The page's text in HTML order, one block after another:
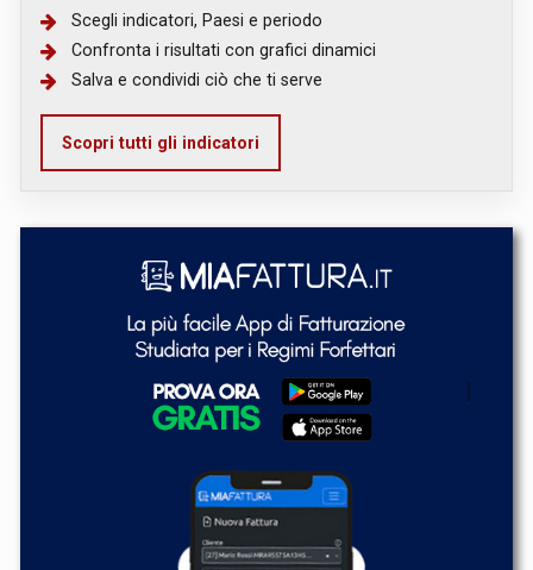
Scegli indicatori, Paesi e periodo
Confronta i risultati con grafici dinamici
Salva e condividi ciò che ti serve
Scopri tutti gli indicatori